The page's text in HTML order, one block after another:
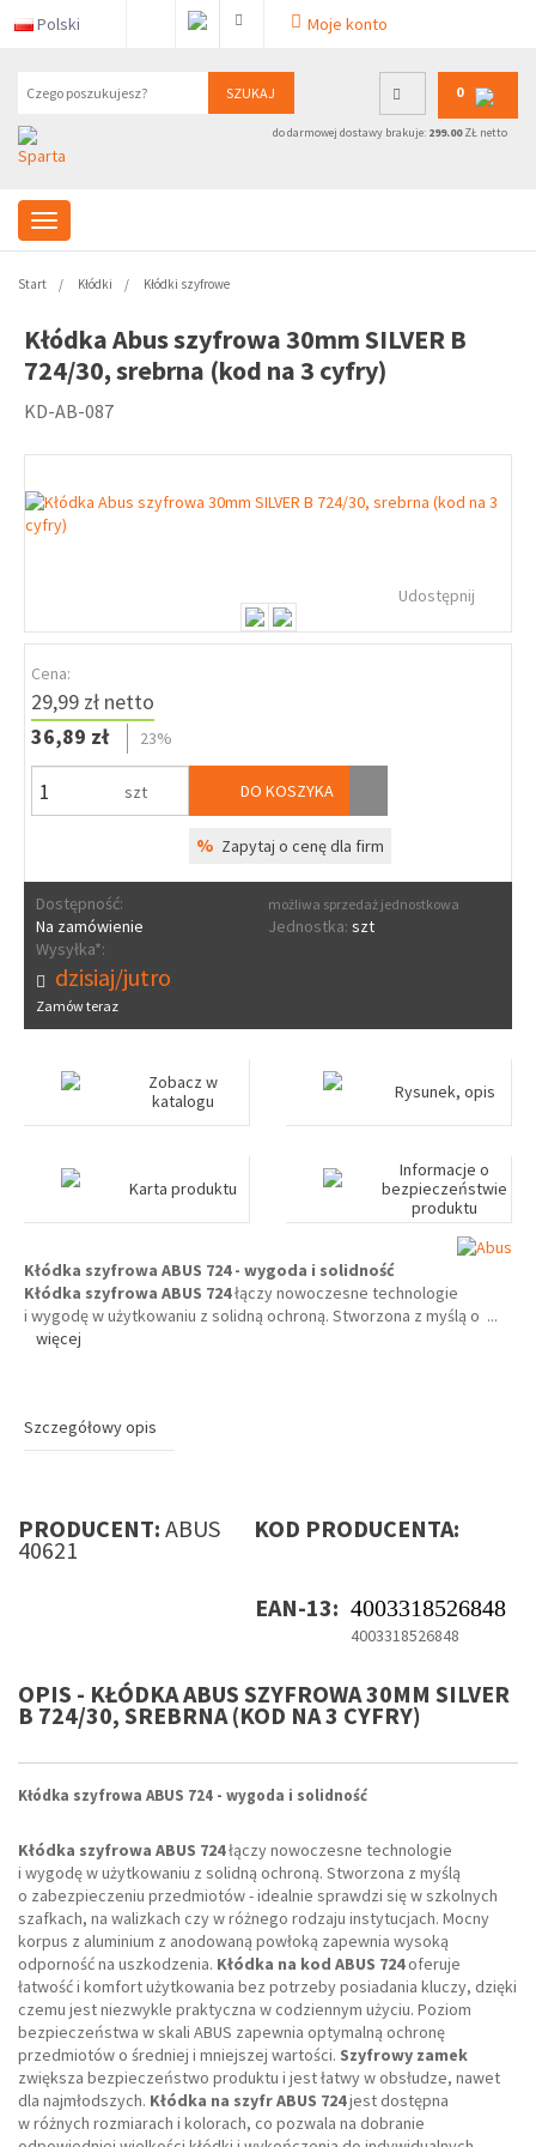
Polski Moje konto
SZUKAJ 0
do darmowej dostawy brakuje: 299.00ZŁ netto
Start Kłódki Kłódki szyfrowe
Kłódka Abus szyfrowa 30mm SILVER B
724/30, srebrna (kod na 3 cyfry)
KD-AB-087
Udostępnij
Cena:
29,99 zł netto
36,89 zł
23%
szt DO KOSZYKA
% Zapytaj o cenę dla firm
Dostępność:
Na zamówienie
możliwa sprzedaż jednostkowa
Jednostka: szt
Wysyłka*:
dzisiaj/jutro
Zamów teraz
Zobacz w
katalogu
Rysunek, opis
Karta produktu
Informacje o
bezpieczeństwie
produktu
Kłódka szyfrowa ABUS 724 - wygoda i solidność
Kłódka szyfrowa ABUS 724łączy nowoczesne technologie
i wygodę w użytkowaniu z solidną ochroną. Stworzona z myślą o ...
więcej
Szczegółowy opis
PRODUCENT: ABUS KOD PRODUCENTA:
40621
EAN-13: 4003318526848
4003318526848
OPIS - KŁÓDKA ABUS SZYFROWA 30MM SILVER
B 724/30, SREBRNA (KOD NA 3 CYFRY)
Kłódka szyfrowa ABUS 724 - wygoda i solidność
Kłódka szyfrowa ABUS 724łączy nowoczesne technologie
i wygodę w użytkowaniu z solidną ochroną. Stworzona z myślą
o zabezpieczeniu przedmiotów - idealnie sprawdzi się w szkolnych
szafkach, na walizkach czy w różnego rodzaju instytucjach. Mocny
korpus z aluminium z anodowaną powłoką zapewnia wysoką
odporność na uszkodzenia. Kłódka na kod ABUS 724oferuje
łatwość i komfort użytkowania bez potrzeby posiadania kluczy, dzięki
czemu jest niezwykle praktyczna w codziennym użyciu. Poziom
bezpieczeństwa w skali ABUS zapewnia optymalną ochronę
przedmiotów o średniej i mniejszej wartości. Szyfrowy zamek
zwiększa bezpieczeństwo produktu i jest łatwy w obsłudze, nawet
dla najmłodszych. Kłódka na szyfr ABUS 724jest dostępna
w różnych rozmiarach i kolorach, co pozwala na dobranie